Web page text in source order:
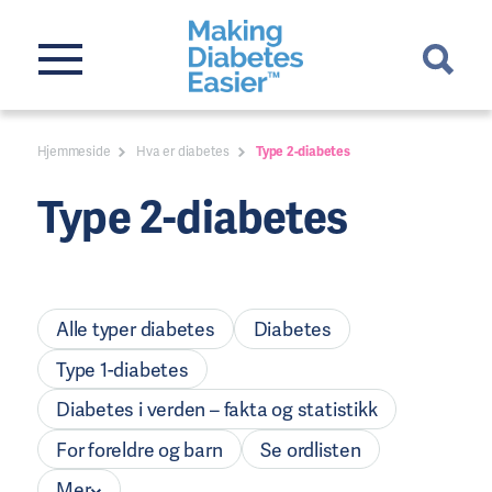
Hjemmeside Hva er diabetes Type 2-diabetes
Type 2-diabetes
Alle typer diabetes
Diabetes
Type 1-diabetes
Diabetes i verden – fakta og statistikk
For foreldre og barn
Se ordlisten